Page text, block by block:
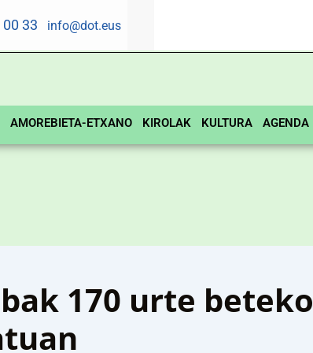
00 33 info@dot.eus
AMOREBIETA-ETXANO KIROLAK KULTURA AGENDA
170 urte beteko